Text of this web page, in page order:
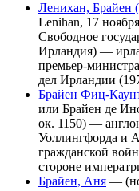
Ленихан, Брайен
Lenihan, 17
Свободное
Ирландия) —
премьер-
дел Ирландии
Брайен Фиц-
или Брайен де
ок. 1150) —
Уоллингфорда и
гражданской
стороне
Брайен, Аня —